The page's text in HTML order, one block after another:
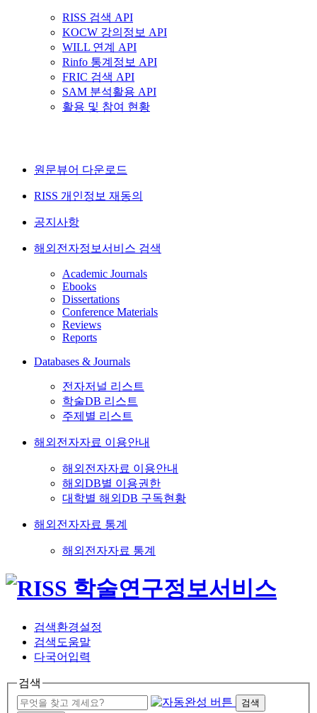
RISS 검색 API
KOCW 강의정보 API
WILL 연계 API
Rinfo 통계정보 API
FRIC 검색 API
SAM 분석활용 API
활용 및 참여 현황
원문뷰어 다운로드
RISS 개인정보 재동의
공지사항
해외전자정보서비스 검색
Academic Journals
Ebooks
Dissertations
Conference Materials
Reviews
Reports
Databases & Journals
전자저널 리스트
학술DB 리스트
주제별 리스트
해외전자자료 이용안내
해외전자자료 이용안내
해외DB별 이용권한
대학별 해외DB 구독현황
해외전자자료 통계
해외전자자료 통계
검색환경설정
검색도움말
다국어입력
검색
검색